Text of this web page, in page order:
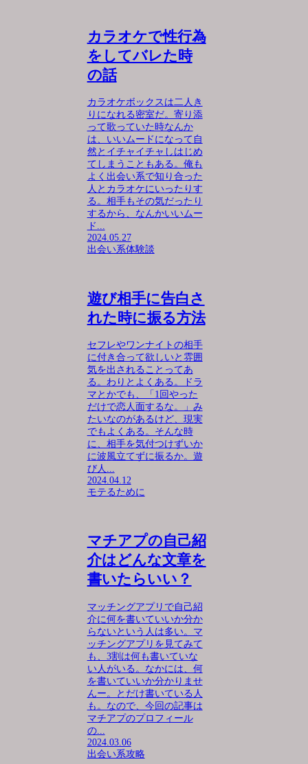
カラオケで性行為
をしてバレた時
の話
カラオケボックスは二人き
りになれる密室だ。寄り添
って歌っていた時なんか
は、いいムードになって自
然とイチャイチャしはじめ
てしまうこともある。俺も
よく出会い系で知り合った
人とカラオケにいったりす
る。相手もその気だったり
するから、なんかいいムー
ド...
2024.05.27
出会い系体験談
遊び相手に告白さ
れた時に振る方法
セフレやワンナイトの相手
に付き合って欲しいと雰囲
気を出されることってあ
る。わりとよくある。ドラ
マとかでも、「1回やった
だけで恋人面するな。」み
たいなのがあるけど、現実
でもよくある。そんな時
に、相手を気付つけずいか
に波風立てずに振るか。遊
び人...
2024.04.12
モテるために
マチアプの自己紹
介はどんな文章を
書いたらいい？
マッチングアプリで自己紹
介に何を書いていいか分か
らないという人は多い。マ
ッチングアプリを見てみて
も、3割は何も書いていな
い人がいる。なかには、何
を書いていいか分かりませ
んー。とだけ書いている人
も。なので、今回の記事は
マチアプのプロフィール
の...
2024.03.06
出会い系攻略